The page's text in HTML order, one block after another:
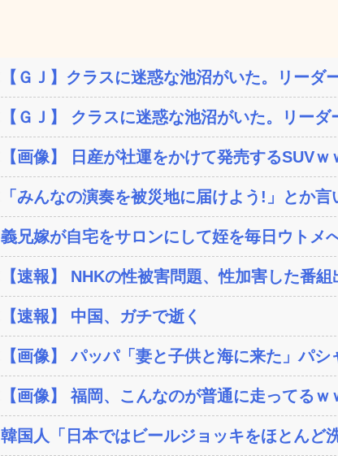
【ＧＪ】クラスに迷惑な池沼がいた。リー
【ＧＪ】 クラスに迷惑な池沼がいた。リー
【画像】 日産が社運をかけて発売するSUVｗ
「みんなの演奏を被災地に届けよう!」とか
義兄嫁が自宅をサロンにして姪を毎日ウトメ
【速報】 NHKの性被害問題、性加害した番組
【速報】 中国、ガチで逝く
【画像】 パッパ「妻と子供と海に来た」パ
【画像】 福岡、こんなのが普通に走ってる
韓国人「日本ではビールジョッキをほとんど